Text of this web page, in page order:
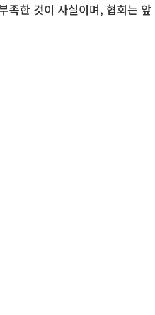
족한 것이 사실이며, 협회는 앞